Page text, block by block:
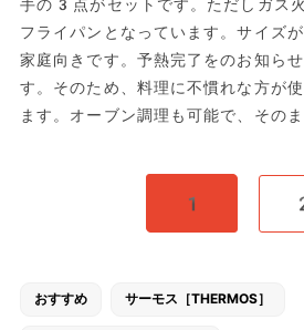
手の3点がセットです。ただしガス
フライパンとなっています。サイズ
家庭向きです。予熱完了をのお知ら
す。そのため、料理に不慣れな方が
ます。オーブン調理も可能で、その
1
おすすめ サーモス［THERMOS］